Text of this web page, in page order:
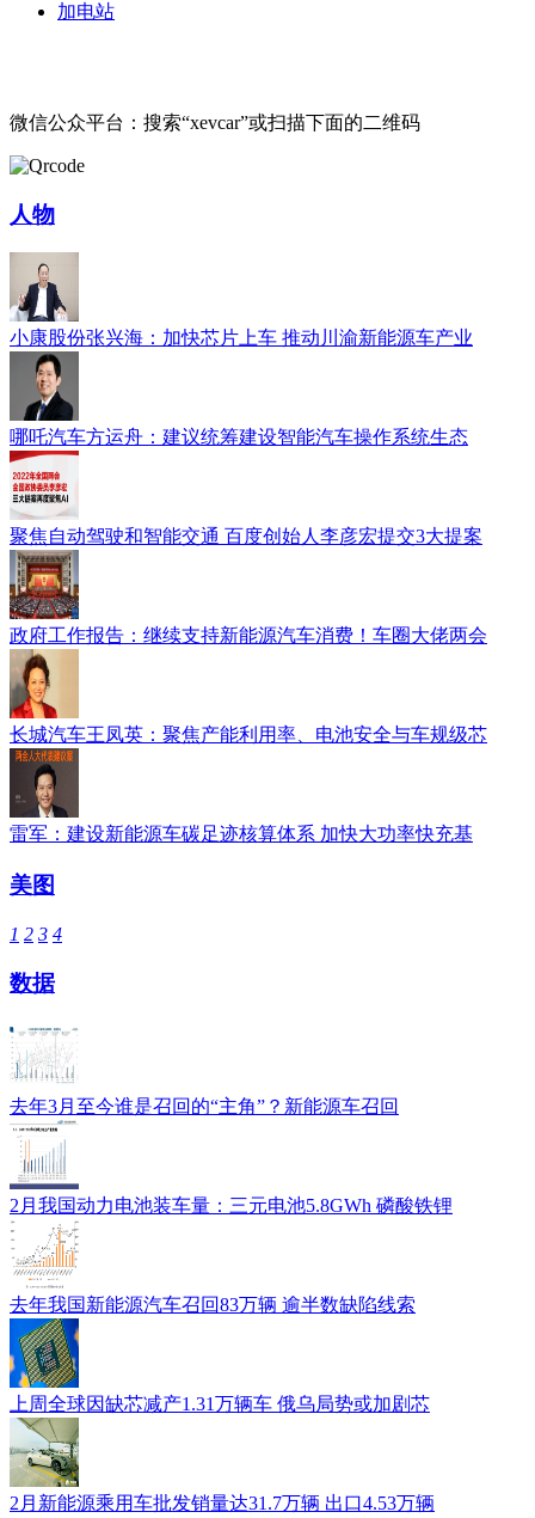
加电站
微信公众平台：搜索“xevcar”或扫描下面的二维码
人物
小康股份张兴海：加快芯片上车 推动川渝新能源车产业
哪吒汽车方运舟：建议统筹建设智能汽车操作系统生态
聚焦自动驾驶和智能交通 百度创始人李彦宏提交3大提案
政府工作报告：继续支持新能源汽车消费！车圈大佬两会
长城汽车王凤英：聚焦产能利用率、电池安全与车规级芯
雷军：建设新能源车碳足迹核算体系 加快大功率快充基
美图
1 2 3 4
数据
去年3月至今谁是召回的“主角”？新能源车召回
2月我国动力电池装车量：三元电池5.8GWh 磷酸铁锂
去年我国新能源汽车召回83万辆 逾半数缺陷线索
上周全球因缺芯减产1.31万辆车 俄乌局势或加剧芯
2月新能源乘用车批发销量达31.7万辆 出口4.53万辆